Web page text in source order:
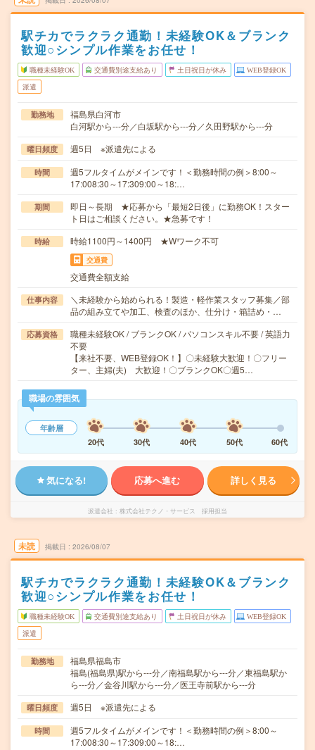
駅チカでラクラク通勤！未経験OK＆ブランク
歓迎○シンプル作業をお任せ！
職種未経験OK 交通費別途支給あり 土日祝日が休み WEB登録OK
派遣
勤務地
福島県白河市
白河駅から---分／白坂駅から---分／久田野駅から---分
曜日頻度 週5日 ※派遣先による
時間
週5フルタイムがメインです！＜勤務時間の例＞8:00～
17:008:30～17:309:00～18:…
期間
即日～長期 ★応募から「最短2日後」に勤務OK！スター
ト日はご相談ください。★急募です！
時給 時給1100円～1400円 ★Wワーク不可
交通費
交通費全額支給
仕事内容
＼未経験から始められる！製造・軽作業スタッフ募集／部
品の組み立てや加工、検査のほか、仕分け・箱詰め・…
応募資格
職種未経験OK / ブランクOK / パソコンスキル不要 / 英語力
不要
【来社不要、WEB登録OK！】〇未経験大歓迎！〇フリー
ター、主婦(夫) 大歓迎！〇ブランクOK〇週5…
職場の雰囲気
年齢層
20代
30代 40代 50代 60代
気になる! 応募へ進む 詳しく見る
派遣会社 株式会社テクノ・サービス 採用担当
未読 掲載日 2026/08/07
駅チカでラクラク通勤！未経験OK＆ブランク
歓迎○シンプル作業をお任せ！
職種未経験OK 交通費別途支給あり 土日祝日が休み WEB登録OK
派遣
勤務地
福島県福島市
福島(福島県)駅から---分／南福島駅から---分／東福島駅か
ら---分／金谷川駅から---分／医王寺前駅から---分
曜日頻度 週5日 ※派遣先による
時間
週5フルタイムがメインです！＜勤務時間の例＞8:00～
17:008:30～17:309:00～18:…